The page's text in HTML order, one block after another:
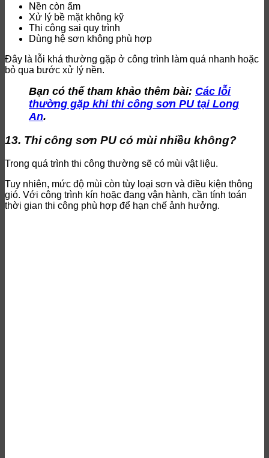
Nền còn ẩm
Xử lý bề mặt không kỹ
Thi công sai quy trình
Dùng hệ sơn không phù hợp
Đây là lỗi khá thường gặp ở công trình làm quá nhanh hoặc
bỏ qua bước xử lý nền.
Bạn có thể tham khảo thêm bài: Các lỗi
thường gặp khi thi công sơn PU tại Long
An.
13. Thi công sơn PU có mùi nhiều không?
Trong quá trình thi công thường sẽ có mùi vật liệu.
Tuy nhiên, mức độ mùi còn tùy loại sơn và điều kiện thông
gió. Với công trình kín hoặc đang vận hành, cần tính toán
thời gian thi công phù hợp để hạn chế ảnh hưởng.